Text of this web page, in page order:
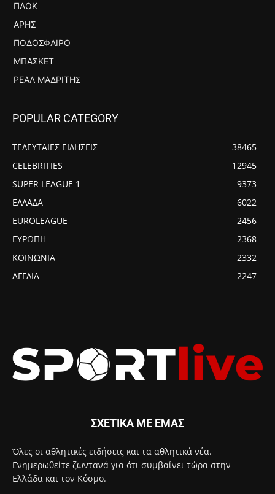
ΠΑΟΚ
ΆΡΗΣ
ΠΟΔΌΣΦΑΙΡΟ
ΜΠΆΣΚΕΤ
ΡΕΆΛ ΜΑΔΡΊΤΗΣ
POPULAR CATEGORY
ΤΕΛΕΥΤΑΙΕΣ ΕΙΔΗΣΕΙΣ
38465
CELEBRITIES
12945
SUPER LEAGUE 1
9373
ΕΛΛΑΔΑ
6022
EUROLEAGUE
2456
ΕΥΡΩΠΗ
2368
ΚΟΙΝΩΝΙΑ
2332
ΑΓΓΛΙΑ
2247
ΣΧΕΤΙΚΑ ΜΕ ΕΜΑΣ
Όλες οι αθλητικές ειδήσεις και τα αθλητικά νέα.
Ενημερωθείτε ζωντανά για ότι συμβαίνει τώρα στην
Ελλάδα και τον Κόσμο.